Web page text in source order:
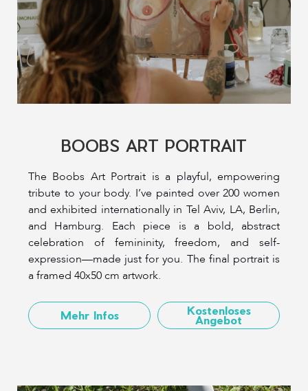
BOOBS ART PORTRAIT
The Boobs Art Portrait is a playful, empowering
tribute to your body. I’ve painted over 200 women
and exhibited internationally in Tel Aviv, LA, Berlin,
and Hamburg. Each piece is a bold, abstract
celebration of femininity, freedom, and self-
expression—made just for you. The final portrait is
a framed 40x50 cm artwork.
Mehr Infos Kostenloses
Angebot